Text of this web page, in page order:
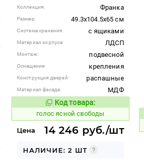
Коллекция: Франка
Размер: 49.3x104.5x65 см
Система хранения: с ящиками
Материал корпуса: ЛДСП
Монтаж: подвесной
Оснащение: крепления
Конструкция дверей: распашные
Материал фасада:
МДФ
Код товара:
296835 Код товара:
голос ясной свободы
Цена 14 246 руб./шт
НАЛИЧИЕ: 2 ШТ